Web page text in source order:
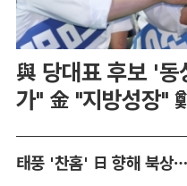
與 당대표 후보 '
가" 金 "지방성장"
태풍 '찬홈' 日 향해 북상